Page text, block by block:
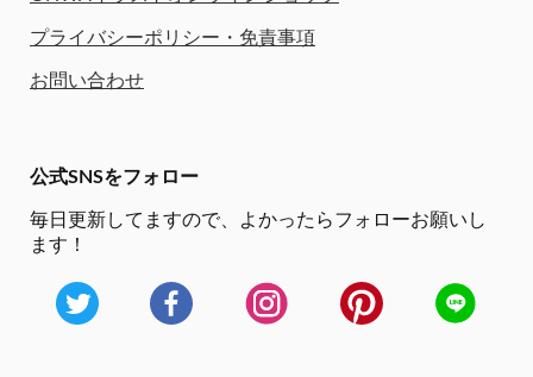
プライバシーポリシー・免責事項
お問い合わせ
公式SNSをフォロー
毎日更新してますので、
よかったらフォローお願いし
ます！